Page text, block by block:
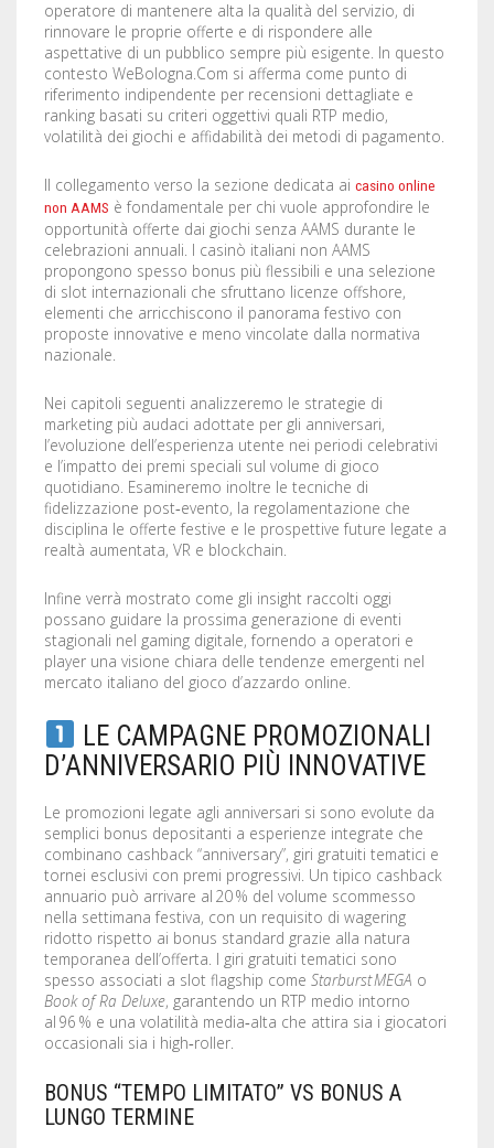
LABELS / STICKERS
LETTERHEADS
NOTEPADS
SELL SHEETS
TRADING CARDS
YARD SIGNS
ACRYLIC SIGNS
ALUMINUM SIGNS
FOAM BOARDS
PVC BOARDS
ULTRA BOARDS
WALL GRAPHICS
FLOOR GRAPHICS
STENCILS
operatore di mantenere alta la qualità del servizio, di
rinnovare le proprie offerte e di rispondere alle
aspettative di un pubblico sempre più esigente. In questo
contesto WeBologna.Com si afferma come punto di
riferimento indipendente per recensioni dettagliate e
ranking basati su criteri oggettivi quali RTP medio,
volatilità dei giochi e affidabilità dei metodi di pagamento.
Il collegamento verso la sezione dedicata ai casino online
non AAMS è fondamentale per chi vuole approfondire le
opportunità offerte dai giochi senza AAMS durante le
celebrazioni annuali. I casinò italiani non AAMS
propongono spesso bonus più flessibili e una selezione
di slot internazionali che sfruttano licenze offshore,
elementi che arricchiscono il panorama festivo con
proposte innovative e meno vincolate dalla normativa
nazionale.
Nei capitoli seguenti analizzeremo le strategie di
marketing più audaci adottate per gli anniversari,
l’evoluzione dell’esperienza utente nei periodi celebrativi
e l’impatto dei premi speciali sul volume di gioco
quotidiano. Esamineremo inoltre le tecniche di
fidelizzazione post‑evento, la regolamentazione che
disciplina le offerte festive e le prospettive future legate a
realtà aumentata, VR e blockchain.
Infine verrà mostrato come gli insight raccolti oggi
possano guidare la prossima generazione di eventi
stagionali nel gaming digitale, fornendo a operatori e
player una visione chiara delle tendenze emergenti nel
mercato italiano del gioco d’azzardo online.
LE CAMPAGNE PROMOZIONALI
D’ANNIVERSARIO PIÙ INNOVATIVE
Le promozioni legate agli anniversari si sono evolute da
semplici bonus depositanti a esperienze integrate che
combinano cashback “anniversary”, giri gratuiti tematici e
tornei esclusivi con premi progressivi. Un tipico cashback
annuario può arrivare al 20 % del volume scommesso
nella settimana festiva, con un requisito di wagering
ridotto rispetto ai bonus standard grazie alla natura
temporanea dell’offerta. I giri gratuiti tematici sono
spesso associati a slot flagship come Starburst MEGA o
Book of Ra Deluxe, garantendo un RTP medio intorno
al 96 % e una volatilità media‑alta che attira sia i giocatori
occasionali sia i high‑roller.
BONUS “TEMPO LIMITATO” VS BONUS A
LUNGO TERMINE